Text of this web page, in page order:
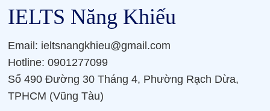
IELTS Năng Khiếu
Email: ieltsnangkhieu@gmail.com
Hotline: 0901277099
Số 490 Đường 30 Tháng 4, Phường Rạch Dừa,
TPHCM (Vũng Tàu)